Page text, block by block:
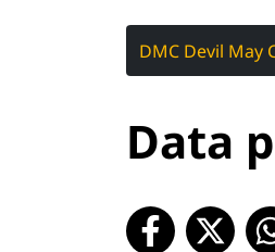
DMC Devil May
Data